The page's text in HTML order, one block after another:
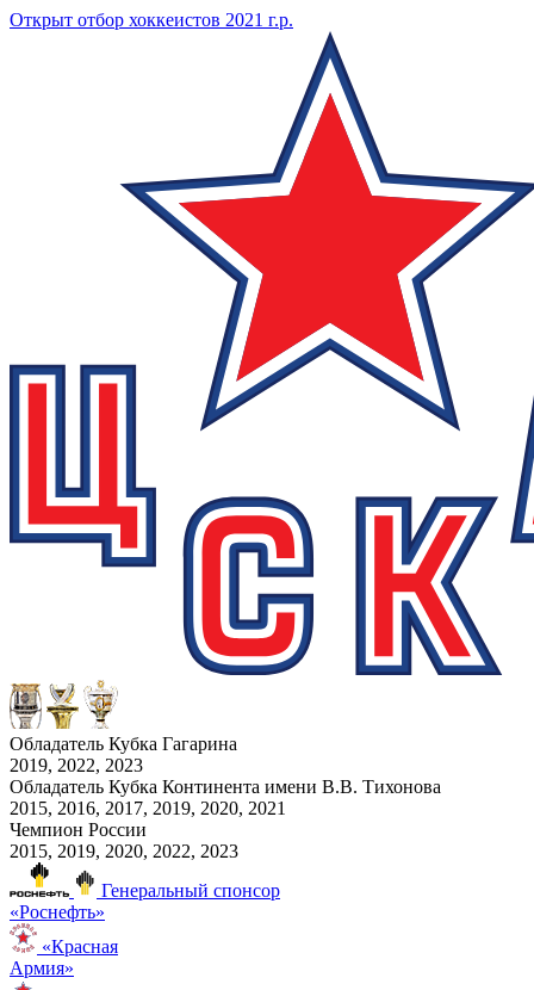
Открыт отбор хоккеистов 2021 г.р.
Обладатель Кубка Гагарина
2019, 2022, 2023
Обладатель Кубка Континента имени В.В. Тихонова
2015, 2016, 2017, 2019, 2020, 2021
Чемпион России
2015, 2019, 2020, 2022, 2023
Генеральный спонсор
«Роснефть»
«Красная
Армия»